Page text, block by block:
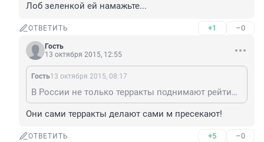
Лоб зеленкой ей намажьте...
ОТВЕТИТЬ +1 –0
Гость
13 октября 2015, 12:55
Гость13 октября 2015, 08:17
В России не только терракты поднимают рейтинг президента, но и якобы их пресечение.
Они сами терракты делают сами м пресекают!
ОТВЕТИТЬ +5 –0